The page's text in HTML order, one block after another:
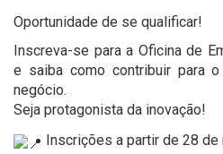
Oportunidade de se qualificar!
Inscreva-se para a Oficina de
e saiba como contribuir para
negócio.
Seja protagonista da inovação!
Inscrições a partir de 28 de